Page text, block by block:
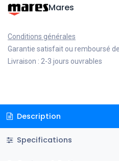
Mares
Conditions générales
Garantie satisfait ou remboursé
Livraison : 2-3 jours ouvrables
Description
Specifications